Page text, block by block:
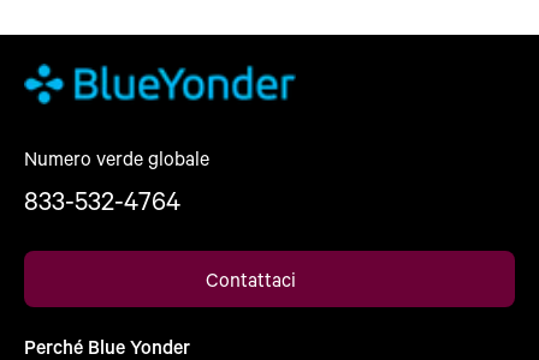
Numero verde globale
833-532-4764
Contattaci
Perché Blue Yonder